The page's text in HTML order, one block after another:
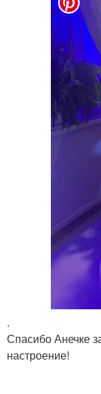
.
Спасибо Анечке
настроение!